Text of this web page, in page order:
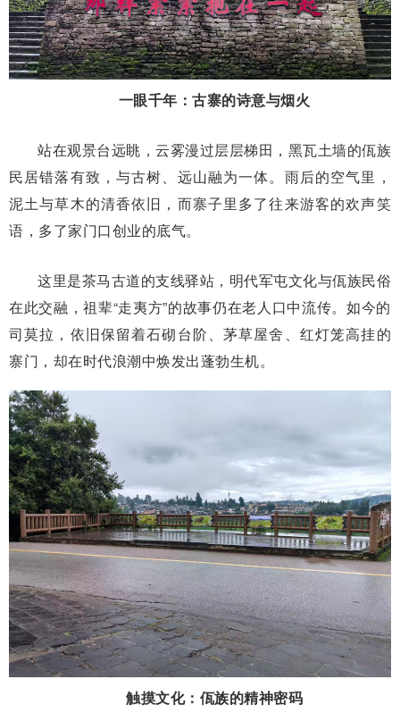
一眼千年：古寨的诗意与烟火
站在观景台远眺，云雾漫过层层梯田，黑瓦土墙的佤族
民居错落有致，与古树、远山融为一体。雨后的空气里，
泥土与草木的清香依旧，而寨子里多了往来游客的欢声笑
语，多了家门口创业的底气。
这里是茶马古道的支线驿站，明代军屯文化与佤族民俗
在此交融，祖辈“走夷方”的故事仍在老人口中流传。如今的
司莫拉，依旧保留着石砌台阶、茅草屋舍、红灯笼高挂的
寨门，却在时代浪潮中焕发出蓬勃生机。
触摸文化：佤族的精神密码